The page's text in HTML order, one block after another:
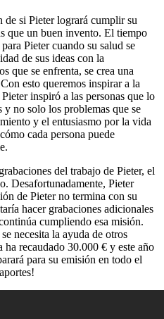
de si Pieter logrará cumplir su
que un buen invento. El tiempo
Pieter cuando su salud se
de sus ideas con la
que se enfrenta, se crea una
esto queremos inspirar a la
inspiró a las personas que lo
no solo los problemas que se
y el entusiasmo por la vida
cada persona puede
del trabajo de Pieter, el
Desafortunadamente, Pieter
de Pieter no termina con su
hacer grabaciones adicionales
cumpliendo esa misión.
necesita la ayuda de otros
recaudado 30.000 € y este año
para su emisión en todo el